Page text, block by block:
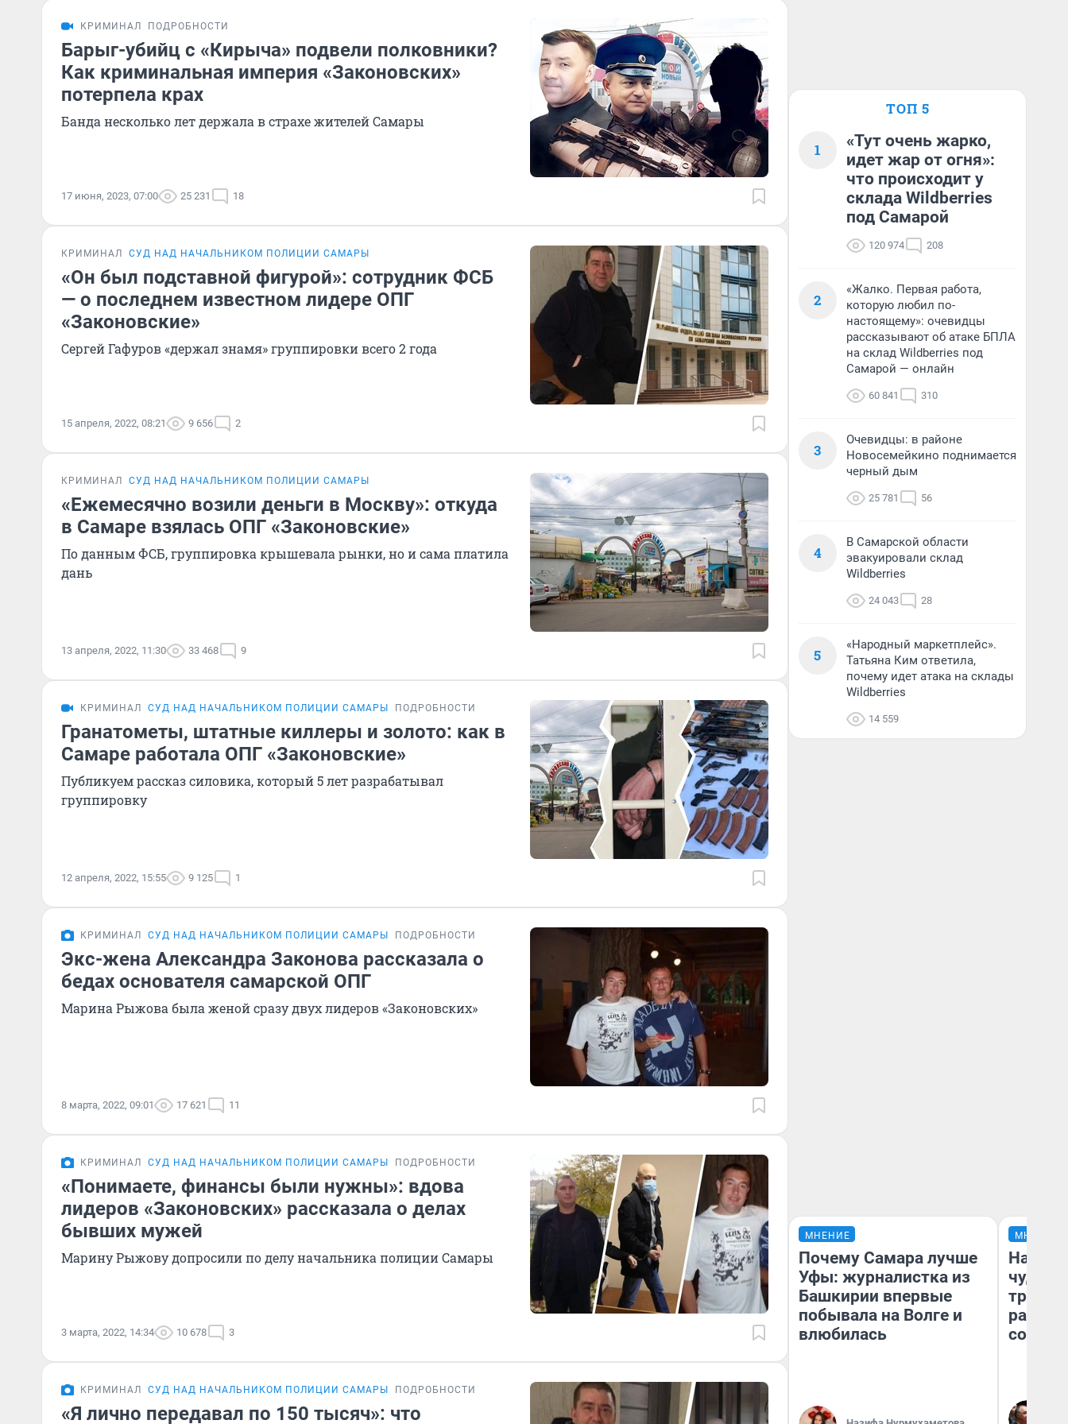
КРИМИНАЛ ПОДРОБНОСТИ
Барыг-убийц с «Кирыча» подвели полковники?
Как криминальная империя «Законовских»
потерпела крах
Банда несколько лет держала в страхе жителей Самары
17 июня, 2023, 07:00 25 231 18
КРИМИНАЛ СУД НАД НАЧАЛЬНИКОМ ПОЛИЦИИ САМАРЫ
«Он был подставной фигурой»: сотрудник ФСБ
— о последнем известном лидере ОПГ
«Законовские»
Сергей Гафуров «держал знамя» группировки всего 2 года
15 апреля, 2022, 08:21 9 656 2
КРИМИНАЛ СУД НАД НАЧАЛЬНИКОМ ПОЛИЦИИ САМАРЫ
«Ежемесячно возили деньги в Москву»: откуда
в Самаре взялась ОПГ «Законовские»
По данным ФСБ, группировка крышевала рынки, но и сама платила
дань
13 апреля, 2022, 11:30 33 468 9
КРИМИНАЛ СУД НАД НАЧАЛЬНИКОМ ПОЛИЦИИ САМАРЫ ПОДРОБНОСТИ
Гранатометы, штатные киллеры и золото: как в
Самаре работала ОПГ «Законовские»
Публикуем рассказ силовика, который 5 лет разрабатывал
группировку
12 апреля, 2022, 15:55 9 125 1
КРИМИНАЛ СУД НАД НАЧАЛЬНИКОМ ПОЛИЦИИ САМАРЫ ПОДРОБНОСТИ
Экс-жена Александра Законова рассказала о
бедах основателя самарской ОПГ
Марина Рыжова была женой сразу двух лидеров «Законовских»
8 марта, 2022, 09:01 17 621 11
КРИМИНАЛ СУД НАД НАЧАЛЬНИКОМ ПОЛИЦИИ САМАРЫ ПОДРОБНОСТИ
«Понимаете, финансы были нужны»: вдова
лидеров «Законовских» рассказала о делах
бывших мужей
Марину Рыжову допросили по делу начальника полиции Самары
3 марта, 2022, 14:34 10 678 3
КРИМИНАЛ СУД НАД НАЧАЛЬНИКОМ ПОЛИЦИИ САМАРЫ ПОДРОБНОСТИ
«Я лично передавал по 150 тысяч»: что
ТОП 5
1
«Тут очень жарко,
идет жар от огня»:
что происходит у
склада Wildberries
под Самарой
120 974 208
2
«Жалко. Первая работа,
которую любил по-
настоящему»: очевидцы
рассказывают об атаке БПЛА
на склад Wildberries под
Самарой — онлайн
60 841 310
3
Очевидцы: в районе
Новосемейкино поднимается
черный дым
25 781 56
4
В Самарской области
эвакуировали склад
Wildberries
24 043 28
5
«Народный маркетплейс».
Татьяна Ким ответила,
почему идет атака на склады
Wildberries
14 559
МНЕНИЕ
Почему Самара лучше
Уфы: журналистка из
Башкирии впервые
побывала на Волге и
влюбилась
МНЕНИЕ
чудом